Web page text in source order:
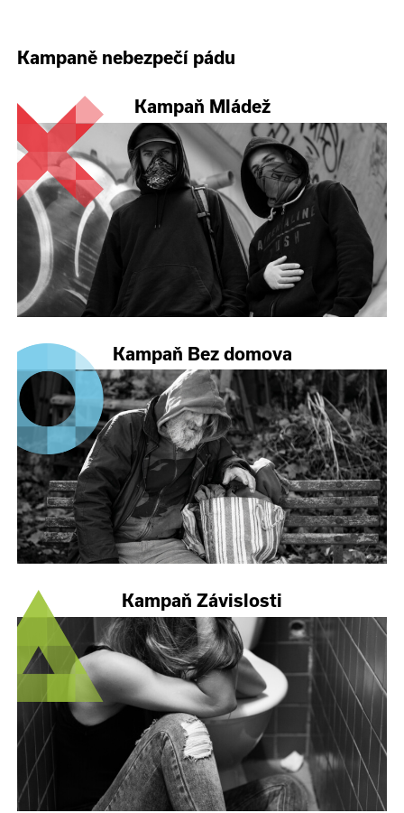
Kampaně nebezpečí pádu
Kampaň Mládež
Kampaň Bez domova
Kampaň Závislosti